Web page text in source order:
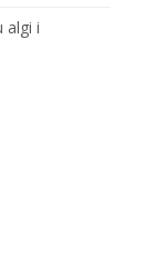
algi i